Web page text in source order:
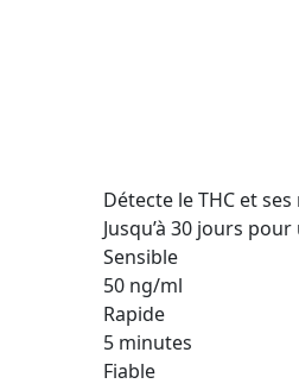
Détecte le THC et
Jusqu’à 30 jours
Sensible
50 ng/ml
Rapide
5 minutes
Fiable